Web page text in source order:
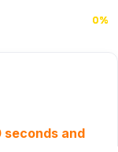
0%
0%